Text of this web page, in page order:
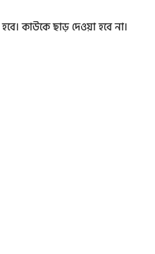
কাউকে ছাড় দেওয়া হবে না।